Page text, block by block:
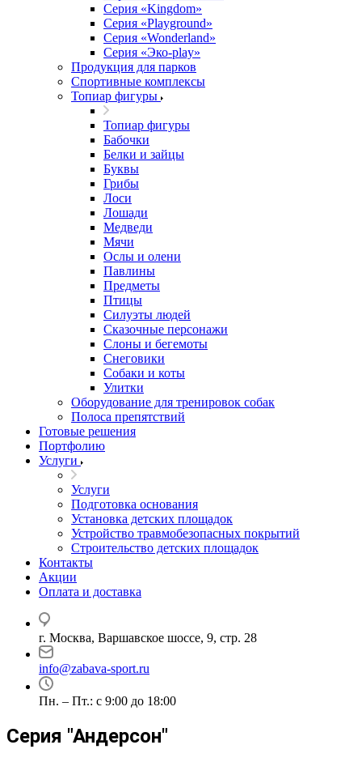
Серия «Kingdom»
Серия «Playground»
Серия «Wonderland»
Серия «Эко-play»
Продукция для парков
Спортивные комплексы
Топиар фигуры
Топиар фигуры
Бабочки
Белки и зайцы
Буквы
Грибы
Лоси
Лошади
Медведи
Мячи
Ослы и олени
Павлины
Предметы
Птицы
Силуэты людей
Сказочные персонажи
Слоны и бегемоты
Снеговики
Собаки и коты
Улитки
Оборудование для тренировок собак
Полоса препятствий
Готовые решения
Портфолию
Услуги
Услуги
Подготовка основания
Установка детских площадок
Устройство травмобезопасных покрытий
Строительство детских площадок
Контакты
Акции
Оплата и доставка
г. Москва, Варшавское шоссе, 9, стр. 28
info@zabava-sport.ru
Пн. – Пт.: с 9:00 до 18:00
Серия "Андерсон"